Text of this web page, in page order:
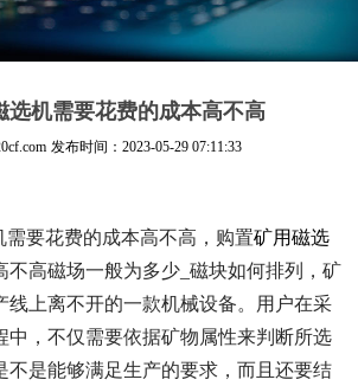
选机需要花费的成本高不高
发布时间： 2023-05-29 07:11:33
需要花费的成本高不高，购置矿用磁选
不高磁场一般为多少_磁块如何排列，矿
线上离不开的一款机械设备。用户在采
中，不仅需要依据矿物属性来判断所选
不是能够满足生产的要求，而且还要结